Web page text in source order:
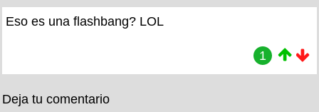
Eso es una flashbang? LOL
1
Deja tu comentario